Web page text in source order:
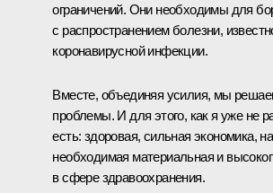
ограничений. Они необходимы для
с распространением болезни,
коронавирусной инфекции.
Вместе, объединяя усилия, мы
проблемы. И для этого, как я уже не
есть: здоровая, сильная экономика,
необходимая материальная и
в сфере здравоохранения.